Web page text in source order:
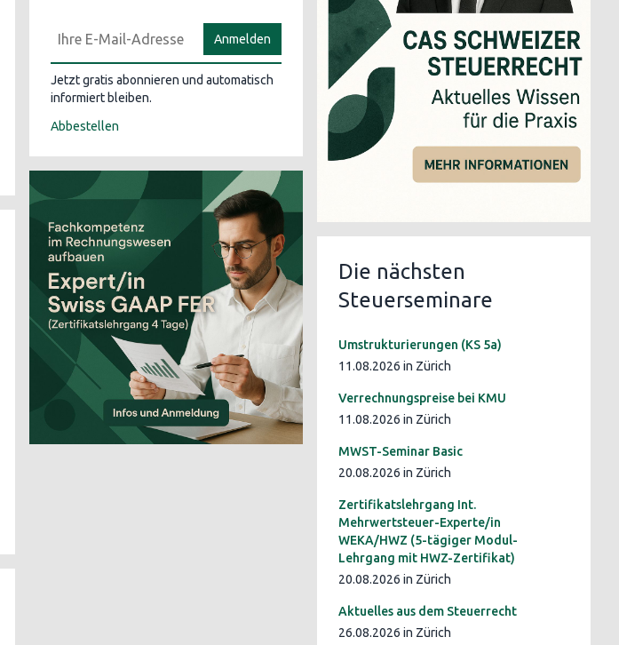
Anmelden
Jetzt gratis abonnieren und automatisch
informiert bleiben.
Abbestellen
Die nächsten
Steuerseminare
Umstrukturierungen (KS 5a)
11.08.2026 in Zürich
Verrechnungspreise bei KMU
11.08.2026 in Zürich
MWST-Seminar Basic
20.08.2026 in Zürich
Zertifikatslehrgang Int.
Mehrwertsteuer-Experte/in
WEKA/HWZ (5-tägiger Modul-
Lehrgang mit HWZ-Zertifikat)
20.08.2026 in Zürich
Aktuelles aus dem Steuerrecht
26.08.2026 in Zürich